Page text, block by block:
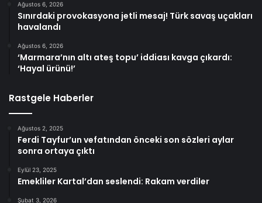
Ağustos 6, 2026
Sınırdaki provokasyona jetli mesaj! Türk savaş uçakları
havalandı
Ağustos 6, 2026
‘Marmara’nın altı ateş topu’ iddiası kavga çıkardı:
‘Hayal ürünü!’
Rastgele Haberler
Ağustos 2, 2025
Ferdi Tayfur’un vefatından önceki son sözleri aylar
sonra ortaya çıktı
Eylül 23, 2025
Emekliler Kartal’dan seslendi: Rakam verdiler
Şubat 3, 2026